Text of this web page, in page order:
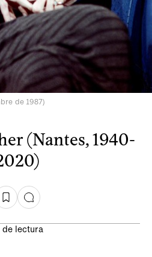
de 1987)
(Nantes, 1940-
de lectura